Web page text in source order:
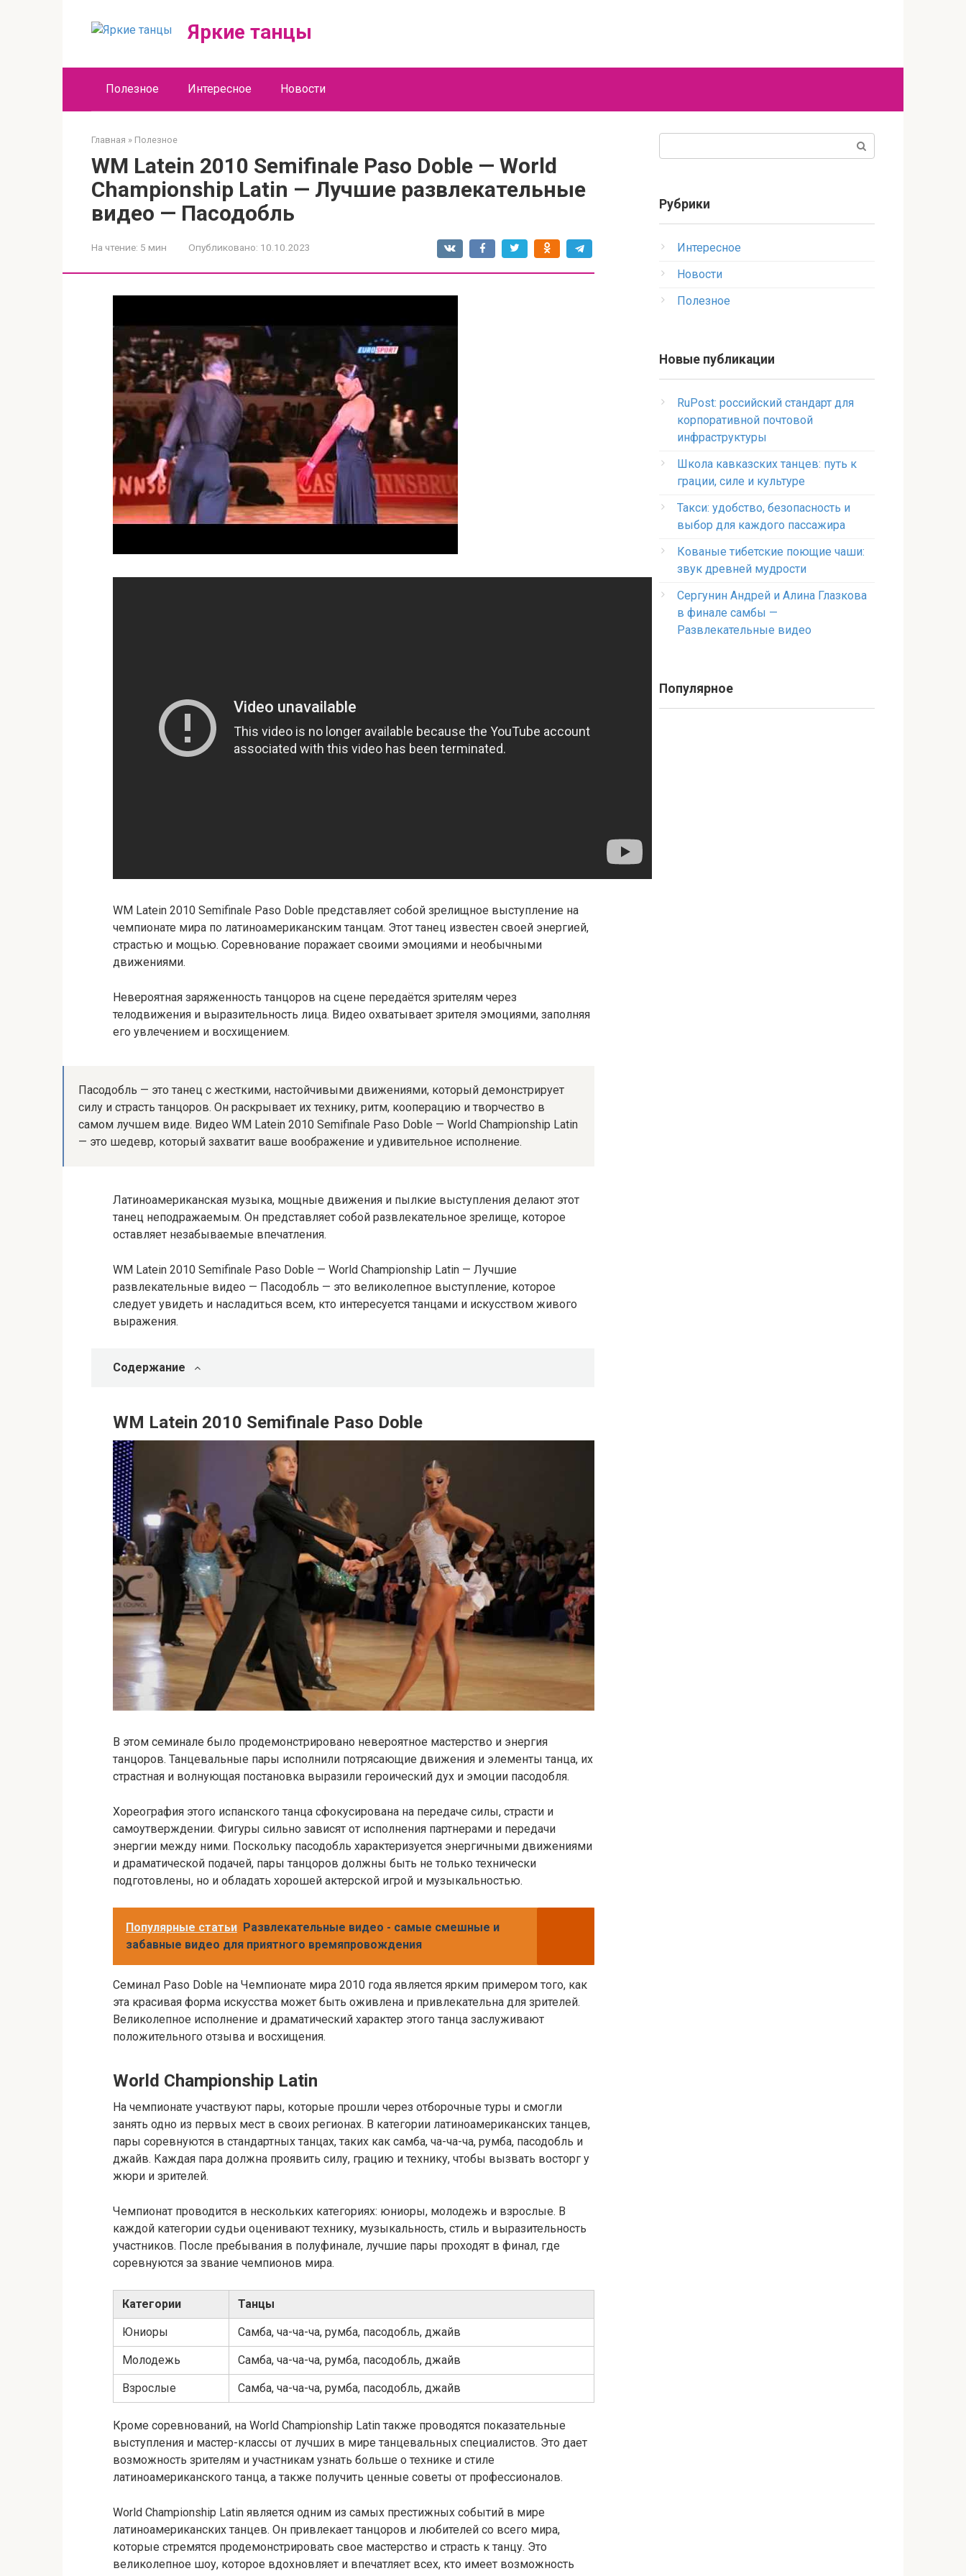
Яркие танцы
Полезное Интересное Новости
Главная » Полезное
WM Latein 2010 Semifinale Paso Doble — World
Championship Latin — Лучшие развлекательные
видео — Пасодобль
На чтение: 5 мин Опубликовано: 10.10.2023
WM Latein 2010 Semifinale Paso Doble представляет собой зрелищное выступление на
чемпионате мира по латиноамериканским танцам. Этот танец известен своей энергией,
страстью и мощью. Соревнование поражает своими эмоциями и необычными
движениями.
Невероятная заряженность танцоров на сцене передаётся зрителям через
телодвижения и выразительность лица. Видео охватывает зрителя эмоциями, заполняя
его увлечением и восхищением.
Пасодобль — это танец с жесткими, настойчивыми движениями, который демонстрирует
силу и страсть танцоров. Он раскрывает их технику, ритм, кооперацию и творчество в
самом лучшем виде. Видео WM Latein 2010 Semifinale Paso Doble — World Championship Latin
— это шедевр, который захватит ваше воображение и удивительное исполнение.
Латиноамериканская музыка, мощные движения и пылкие выступления делают этот
танец неподражаемым. Он представляет собой развлекательное зрелище, которое
оставляет незабываемые впечатления.
WM Latein 2010 Semifinale Paso Doble — World Championship Latin — Лучшие
развлекательные видео — Пасодобль — это великолепное выступление, которое
следует увидеть и насладиться всем, кто интересуется танцами и искусством живого
выражения.
Содержание
WM Latein 2010 Semifinale Paso Doble
В этом семинале было продемонстрировано невероятное мастерство и энергия
танцоров. Танцевальные пары исполнили потрясающие движения и элементы танца, их
страстная и волнующая постановка выразили героический дух и эмоции пасодобля.
Хореография этого испанского танца сфокусирована на передаче силы, страсти и
самоутверждении. Фигуры сильно зависят от исполнения партнерами и передачи
энергии между ними. Поскольку пасодобль характеризуется энергичными движениями
и драматической подачей, пары танцоров должны быть не только технически
подготовлены, но и обладать хорошей актерской игрой и музыкальностью.
Популярные статьи Развлекательные видео - самые смешные и
забавные видео для приятного времяпровождения
Семинал Paso Doble на Чемпионате мира 2010 года является ярким примером того, как
эта красивая форма искусства может быть оживлена и привлекательна для зрителей.
Великолепное исполнение и драматический характер этого танца заслуживают
положительного отзыва и восхищения.
World Championship Latin
На чемпионате участвуют пары, которые прошли через отборочные туры и смогли
занять одно из первых мест в своих регионах. В категории латиноамериканских танцев,
пары соревнуются в стандартных танцах, таких как самба, ча-ча-ча, румба, пасодобль и
джайв. Каждая пара должна проявить силу, грацию и технику, чтобы вызвать восторг у
жюри и зрителей.
Чемпионат проводится в нескольких категориях: юниоры, молодежь и взрослые. В
каждой категории судьи оценивают технику, музыкальность, стиль и выразительность
участников. После пребывания в полуфинале, лучшие пары проходят в финал, где
соревнуются за звание чемпионов мира.
Категории Танцы
Юниоры Самба, ча-ча-ча, румба, пасодобль, джайв
Молодежь Самба, ча-ча-ча, румба, пасодобль, джайв
Взрослые Самба, ча-ча-ча, румба, пасодобль, джайв
Кроме соревнований, на World Championship Latin также проводятся показательные
выступления и мастер-классы от лучших в мире танцевальных специалистов. Это дает
возможность зрителям и участникам узнать больше о технике и стиле
латиноамериканского танца, а также получить ценные советы от профессионалов.
World Championship Latin является одним из самых престижных событий в мире
латиноамериканских танцев. Он привлекает танцоров и любителей со всего мира,
которые стремятся продемонстрировать свое мастерство и страсть к танцу. Это
великолепное шоу, которое вдохновляет и впечатляет всех, кто имеет возможность
Рубрики
Интересное
Новости
Полезное
Новые публикации
RuPost: российский стандарт для
корпоративной почтовой
инфраструктуры
Школа кавказских танцев: путь к
грации, силе и культуре
Такси: удобство, безопасность и
выбор для каждого пассажира
Кованые тибетские поющие чаши:
звук древней мудрости
Сергунин Андрей и Алина Глазкова
в финале самбы —
Развлекательные видео
Популярное